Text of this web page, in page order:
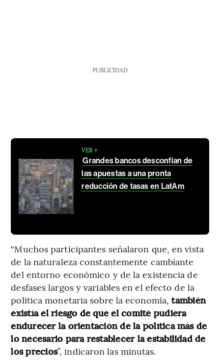
PUBLICIDAD
VER +
Grandes bancos desconfían de
las apuestas a una pronta
reducción de tasas en LatAm
“Muchos participantes señalaron que, en vista
de la naturaleza constantemente cambiante
del entorno económico y de la existencia de
desfases largos y variables en el efecto de la
política monetaria sobre la economía, también
existía el riesgo de que el comité pudiera
endurecer la orientación de la política más de
lo necesario para restablecer la estabilidad de
los precios”, indicaron las minutas.